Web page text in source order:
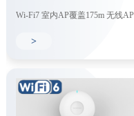
Wi-Fi7 室内AP覆盖175m 无线AP
>